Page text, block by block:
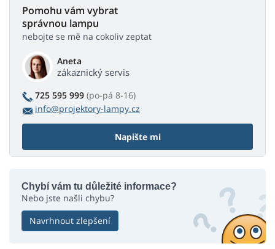
Pomohu vám vybrat
správnou lampu
nebojte se mě na cokoliv zeptat
Aneta
zákaznický servis
725 595 999 (po-pá 8-16)
info@projektory-lampy.cz
Napište mi
Chybí vám tu důležité informace?
Nebo jste našli chybu?
Navrhnout zlepšení